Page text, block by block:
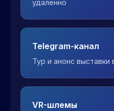
удалённо
Telegram-канал
Тур и анонс
VR-шлемы